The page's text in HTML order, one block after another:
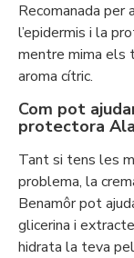
Recomanada per
l’epidermis i la
mentre mima els
aroma cítric.
Com pot
protectora
Tant si tens les
problema, la
Benamôr pot
glicerina i
hidrata la teva